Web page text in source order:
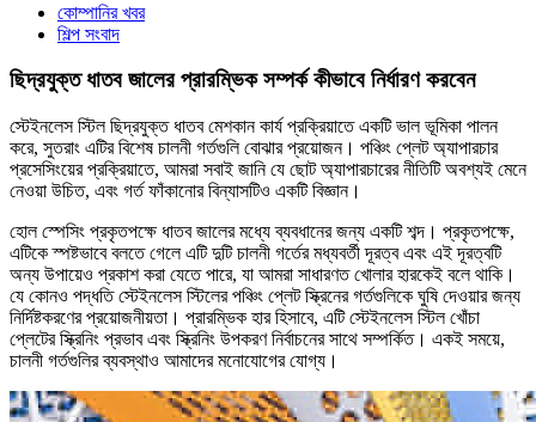
কোম্পানির খবর
শিল্প সংবাদ
ছিদ্রযুক্ত ধাতব জালের প্রারম্ভিক সম্পর্ক কীভাবে নির্ধারণ করবেন
স্টেইনলেস স্টিল ছিদ্রযুক্ত ধাতব মেশকান কার্য প্রক্রিয়াতে একটি ভাল ভূমিকা পালন
করে, সুতরাং এটির বিশেষ চালনী গর্তগুলি বোঝার প্রয়োজন। পঞ্চিং প্লেট অ্যাপারচার
প্রসেসিংয়ের প্রক্রিয়াতে, আমরা সবাই জানি যে ছোট অ্যাপারচারের নীতিটি অবশ্যই মেনে
নেওয়া উচিত, এবং গর্ত ফাঁকানোর বিন্যাসটিও একটি বিজ্ঞান।
হোল স্পেসিং প্রকৃতপক্ষে ধাতব জালের মধ্যে ব্যবধানের জন্য একটি শব্দ। প্রকৃতপক্ষে,
এটিকে স্পষ্টভাবে বলতে গেলে এটি দুটি চালনী গর্তের মধ্যবর্তী দূরত্ব এবং এই দূরত্বটি
অন্য উপায়েও প্রকাশ করা যেতে পারে, যা আমরা সাধারণত খোলার হারকেই বলে থাকি।
যে কোনও পদ্ধতি স্টেইনলেস স্টিলের পঞ্চিং প্লেট স্ক্রিনের গর্তগুলিকে ঘুষি দেওয়ার জন্য
নির্দিষ্টকরণের প্রয়োজনীয়তা। প্রারম্ভিক হার হিসাবে, এটি স্টেইনলেস স্টিল খোঁচা
প্লেটের স্ক্রিনিং প্রভাব এবং স্ক্রিনিং উপকরণ নির্বাচনের সাথে সম্পর্কিত। একই সময়ে,
চালনী গর্তগুলির ব্যবস্থাও আমাদের মনোযোগের যোগ্য।